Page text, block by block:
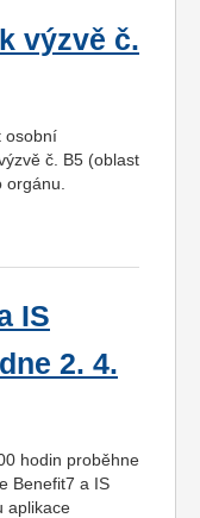
výzvě č.
osobní
č. B5 (oblast
IS
2. 4.
hodin proběhne
Benefit7 a IS
aplikace